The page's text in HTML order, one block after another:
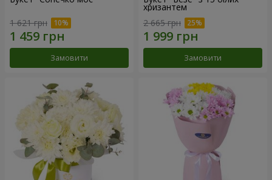
1 621 грн
Замовити
хризантем
2 665 грн
Замовити